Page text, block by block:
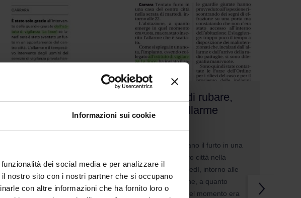
Informazioni sui cookie
dei social media e per analizzare il
nostro sito con i nostri partner che si occupano
con altre informazioni che ha fornito loro o
un furto in
delle guardie
dell'istituto di vigilanza
se lunedì sera è stato
Tentano di rubare,
scatta l’allarme
Carrara. Tentano il furto in una
casa del centro città nella
serata di martedì, intorno alle
22. L'abitazione, a quanto
emerge, in quel momento era